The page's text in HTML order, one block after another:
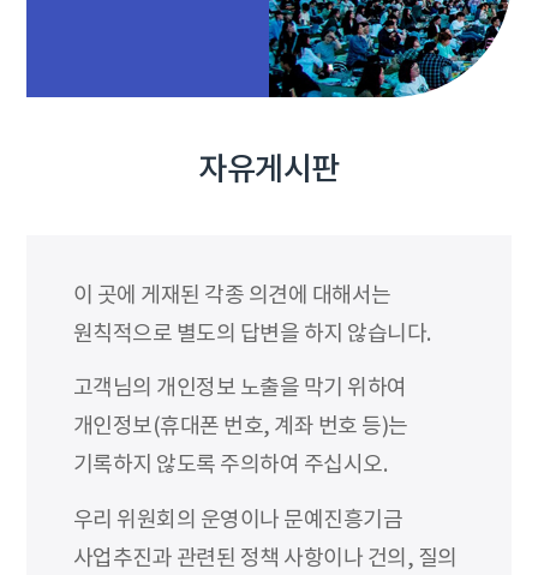
자유게시판
이 곳에 게재된 각종 의견에 대해서는
원칙적으로 별도의 답변을 하지 않습니다.
고객님의 개인정보 노출을 막기 위하여
개인정보(휴대폰 번호, 계좌 번호 등)는
기록하지 않도록 주의하여 주십시오.
우리 위원회의 운영이나 문예진흥기금
사업추진과 관련된 정책 사항이나 건의, 질의